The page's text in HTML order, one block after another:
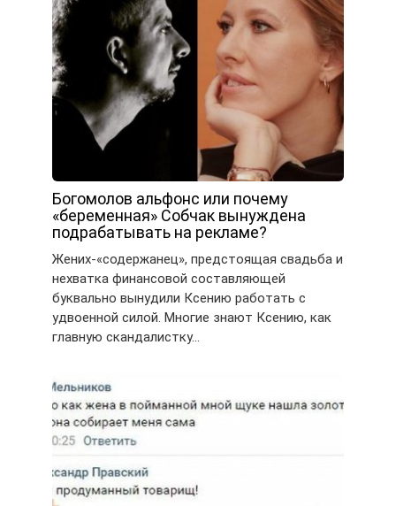
Богомолов альфонс или почему
«беременная» Собчак вынуждена
подрабатывать на рекламе?
Жених-«содержанец», предстоящая свадьба и
нехватка финансовой составляющей
буквально вынудили Ксению работать с
удвоенной силой. Многие знают Ксению, как
главную скандалистку…